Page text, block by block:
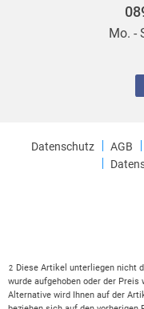
Mo. -
Datenschutz AGB
2
Diese Artikel unterliegen nicht
wurde aufgehoben oder der
Alternative wird Ihnen auf der